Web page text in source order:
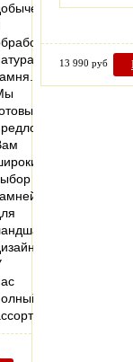
13 990 руб